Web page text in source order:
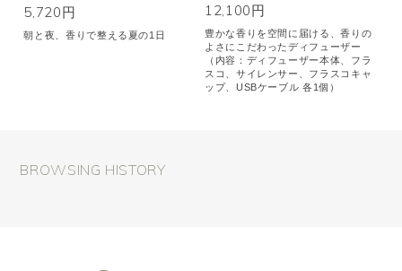
5,720円
朝と夜、香りで整える夏の1日
12,100円
豊かな香りを空間に届ける、香りの
よさにこだわったディフューザー
（内容：ディフューザー本体、フラ
スコ、サイレンサー、フラスコキャ
ップ、USBケーブル 各1個）
BROWSING HISTORY